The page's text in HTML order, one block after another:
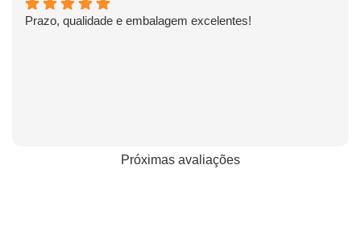
Prazo, qualidade e embalagem excelentes!
Próximas avaliações